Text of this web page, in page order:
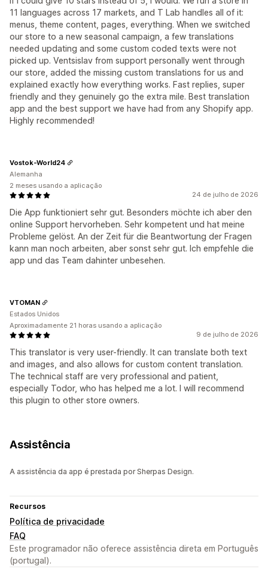
11 languages across 17 markets, and T Lab handles all of it:
menus, theme content, pages, everything. When we switched
our store to a new seasonal campaign, a few translations
needed updating and some custom coded texts were not
picked up. Ventsislav from support personally went through
our store, added the missing custom translations for us and
explained exactly how everything works. Fast replies, super
friendly and they genuinely go the extra mile. Best translation
app and the best support we have had from any Shopify app.
Highly recommended!
24 de julho de 2026
Die App funktioniert sehr gut. Besonders möchte ich aber den
online Support hervorheben. Sehr kompetent und hat meine
Probleme gelöst. An der Zeit für die Beantwortung der Fragen
kann man noch arbeiten, aber sonst sehr gut. Ich empfehle die
app und das Team dahinter unbesehen.
Vostok-World24
Alemanha
2 meses usando a aplicação
9 de julho de 2026
This translator is very user-friendly. It can translate both text
and images, and also allows for custom content translation.
The technical staff are very professional and patient,
especially Todor, who has helped me a lot. I will recommend
this plugin to other store owners.
VTOMAN
Estados Unidos
Aproximadamente 21 horas usando a aplicação
Assistência
A assistência da app é prestada por Sherpas Design.
Recursos
Política de privacidade
FAQ
Este programador não oferece assistência direta em Português
(portugal).